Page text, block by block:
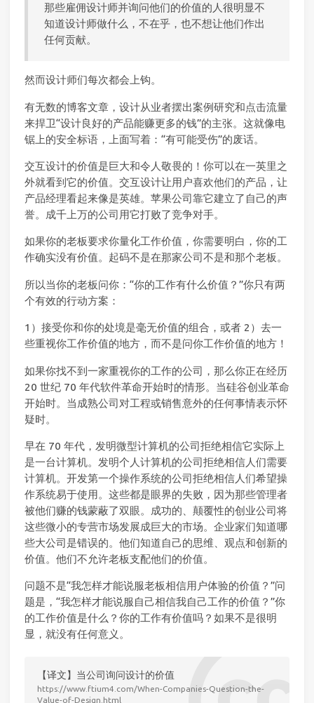
那些雇佣设计师并询问他们的价值的人很明显不
知道设计师做什么，不在乎，也不想让他们作出
任何贡献。
然而设计师们每次都会上钩。
有无数的博客文章，设计从业者摆出案例研究和点击流量
来捍卫“设计良好的产品能赚更多的钱”的主张。这就像电
锯上的安全标语，上面写着：“有可能受伤”的废话。
交互设计的价值是巨大和令人敬畏的！你可以在一英里之
外就看到它的价值。交互设计让用户喜欢他们的产品，让
产品经理看起来像是英雄。苹果公司靠它建立了自己的声
誉。成千上万的公司用它打败了竞争对手。
如果你的老板要求你量化工作价值，你需要明白，你的工
作确实没有价值。起码不是在那家公司不是和那个老板。
所以当你的老板问你：“你的工作有什么价值？”你只有两
个有效的行动方案：
1）接受你和你的处境是毫无价值的组合，或者 2）去一
些重视你工作价值的地方，而不是问你工作价值的地方！
如果你找不到一家重视你的工作的公司，那么你正在经历
20 世纪 70 年代软件革命开始时的情形。当硅谷创业革命
开始时。当成熟公司对工程或销售意外的任何事情表示怀
疑时。
早在 70 年代，发明微型计算机的公司拒绝相信它实际上
是一台计算机。发明个人计算机的公司拒绝相信人们需要
计算机。开发第一个操作系统的公司拒绝相信人们希望操
作系统易于使用。这些都是眼界的失败，因为那些管理者
被他们赚的钱蒙蔽了双眼。成功的、颠覆性的创业公司将
这些微小的专营市场发展成巨大的市场。企业家们知道哪
些大公司是错误的。他们知道自己的思维、观点和创新的
价值。他们不允许老板支配他们的价值。
问题不是“我怎样才能说服老板相信用户体验的价值？”问
题是，“我怎样才能说服自己相信我自己工作的价值？”你
的工作价值是什么？你的工作有价值吗？如果不是很明
显，就没有任何意义。
【译文】当公司询问设计的价值
https://www.ftium4.com/When-Companies-Question-the-
Value-of-Design.html